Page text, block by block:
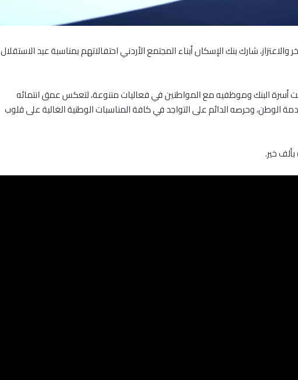
شارك بنك الإسكان أبناء المجتمع الأردني احتفالاتهم بمناسبة عيد الاستقلال
أسرة البنك وموظفيه مع المواطنين في فعاليات متنوعة، لتعكس عمق انتمائه
الوطن، وحرصه الدائم على التواجد في كافة المناسبات الوطنية الغالية على قلوب
خير.